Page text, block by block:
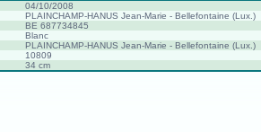
04/10/2008
PLAINCHAMP-HANUS Jean-Marie - Bellefontaine (Lux.)
BE 687734845
Blanc
PLAINCHAMP-HANUS Jean-Marie - Bellefontaine (Lux.)
10809
34 cm